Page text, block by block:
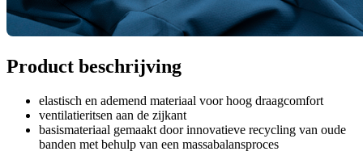
Product beschrijving
elastisch en ademend materiaal voor hoog draagcomfort
ventilatieritsen aan de zijkant
basismateriaal gemaakt door innovatieve recycling van oude
banden met behulp van een massabalansproces